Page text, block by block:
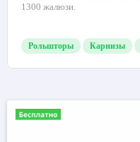
1300 жалюзи.
Рольшторы Карнизы